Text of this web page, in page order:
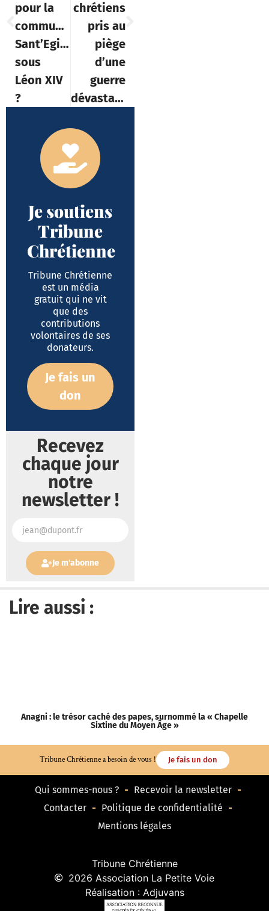
pour la
communauté
Sant’Egidio
sous
Léon XIV
?
chrétiens
pris au
piège
d’une
guerre
dévastatrice
Je soutiens
Tribune
Chrétienne
Tribune Chrétienne
est un média
gratuit qui ne vit
que des
contributions
volontaires de ses
donateurs.
Je fais un
don
Recevez
chaque jour
notre
newsletter !
Je m'abonne
Lire aussi :
Anagni : le trésor caché des papes, surnommé la « Chapelle
Sixtine du Moyen Âge »
Tribune Chrétienne a besoin de vous ! Je fais un don
Qui sommes-nous ?
Recevoir la newsletter
Contacter
Politique de confidentialité
Mentions légales
Tribune Chrétienne
2026 Association La Petite Voie
Réalisation : Adjuvans